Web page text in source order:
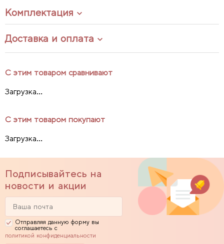
Комплектация
Доставка и оплата
С этим товаром сравнивают
Загрузка...
С этим товаром покупают
Загрузка...
Подписывайтесь на
новости и акции
Отправляя данную форму вы
соглашаетесь с
политикой конфиденциальности